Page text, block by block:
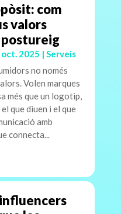
com
valors
postureig
oct. 2025 | Serveis
no només
Volen marques
més que un logotip,
que diuen i el que
amb
connecta...